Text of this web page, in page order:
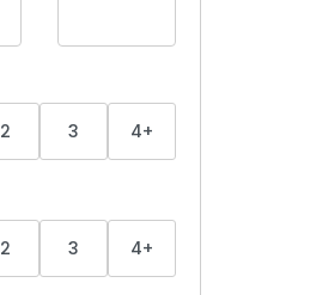
2 3 4+
2 3 4+